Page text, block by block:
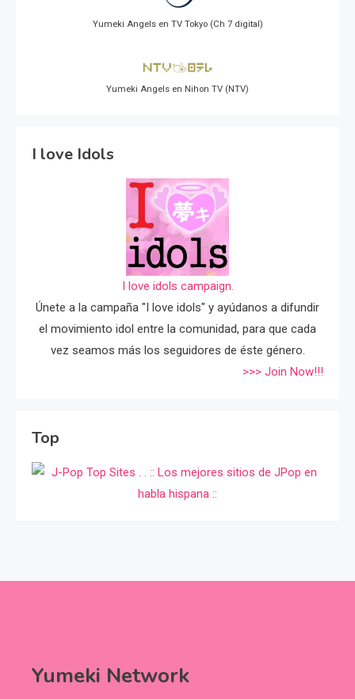
Yumeki Angels en TV Tokyo (Ch 7 digital)
Yumeki Angels en Nihon TV (NTV)
I love Idols
I love idols campaign.
Únete a la campaña "I love idols" y ayúdanos a difundir
el movimiento idol entre la comunidad, para que cada
vez seamos más los seguidores de éste género.
>>> Join Now!!!
Top
Yumeki Network